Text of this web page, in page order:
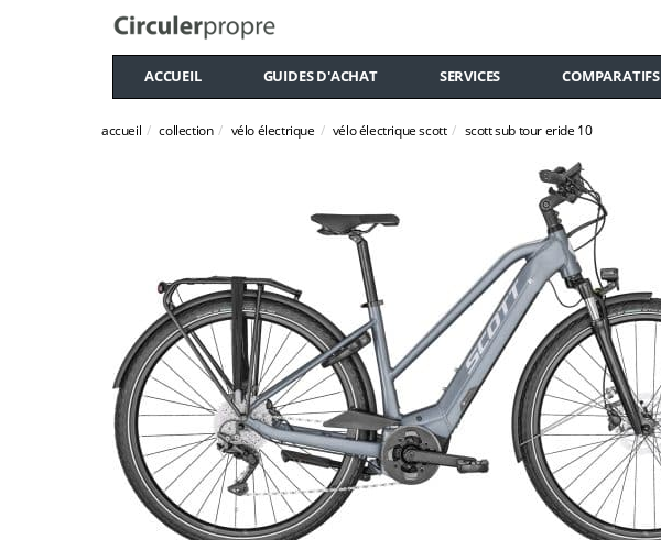
ACCUEIL GUIDES D'ACHAT SERVICES COMPARATIFS
accueil collection vélo électrique vélo électrique scott scott sub tour eride 10